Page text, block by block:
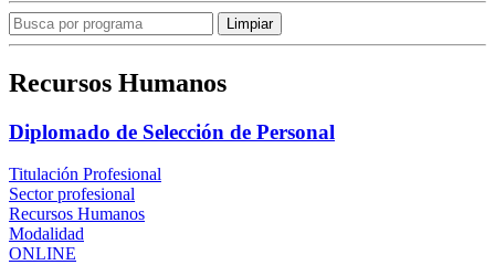
Recursos Humanos
Diplomado de Selección de Personal
Titulación Profesional
Sector profesional
Recursos Humanos
Modalidad
ONLINE